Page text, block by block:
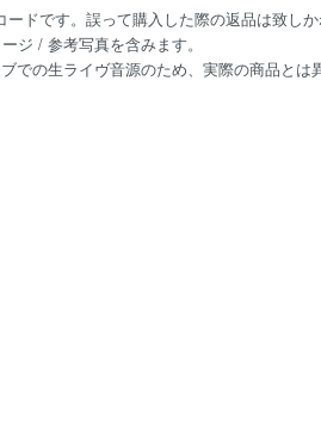
ドです。誤って購入した際の返品は致しか
ジ / 参考写真を含みます。
での生ライヴ音源のため、実際の商品と